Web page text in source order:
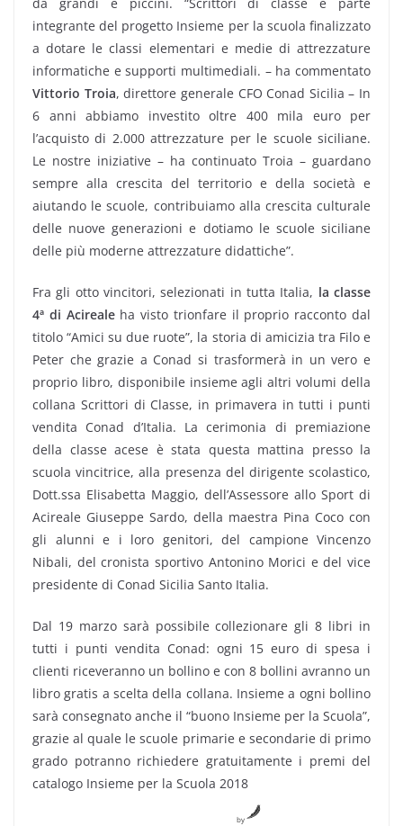
da grandi e piccini. “Scrittori di classe è parte
integrante del progetto Insieme per la scuola finalizzato
a dotare le classi elementari e medie di attrezzature
informatiche e supporti multimediali. – ha commentato
Vittorio Troia, direttore generale CFO Conad Sicilia – In
6 anni abbiamo investito oltre 400 mila euro per
l’acquisto di 2.000 attrezzature per le scuole siciliane.
Le nostre iniziative – ha continuato Troia – guardano
sempre alla crescita del territorio e della società e
aiutando le scuole, contribuiamo alla crescita culturale
delle nuove generazioni e dotiamo le scuole siciliane
delle più moderne attrezzature didattiche”.
Fra gli otto vincitori, selezionati in tutta Italia, la classe
4ª di Acirealeha visto trionfare il proprio racconto dal
titolo “Amici su due ruote”, la storia di amicizia tra Filo e
Peter che grazie a Conad si trasformerà in un vero e
proprio libro, disponibile insieme agli altri volumi della
collana Scrittori di Classe, in primavera in tutti i punti
vendita Conad d’Italia. La cerimonia di premiazione
della classe acese è stata questa mattina presso la
scuola vincitrice, alla presenza del dirigente scolastico,
Dott.ssa Elisabetta Maggio, dell’Assessore allo Sport di
Acireale Giuseppe Sardo, della maestra Pina Coco con
gli alunni e i loro genitori, del campione Vincenzo
Nibali, del cronista sportivo Antonino Morici e del vice
presidente di Conad Sicilia Santo Italia.
Dal 19 marzo sarà possibile collezionare gli 8 libri in
tutti i punti vendita Conad: ogni 15 euro di spesa i
clienti riceveranno un bollino e con 8 bollini avranno un
libro gratis a scelta della collana. Insieme a ogni bollino
sarà consegnato anche il “buono Insieme per la Scuola”,
grazie al quale le scuole primarie e secondarie di primo
grado potranno richiedere gratuitamente i premi del
catalogo Insieme per la Scuola 2018
by